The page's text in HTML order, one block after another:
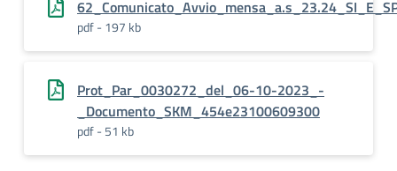
pdf - 197 kb
Prot_Par_0030272_del_06-10-2023_-
_Documento_SKM_454e23100609300
pdf - 51 kb